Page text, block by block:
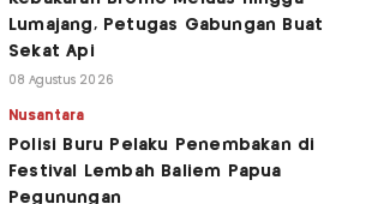
Lumajang, Petugas Gabungan Buat
Sekat Api
08 Agustus 2026
Nusantara
Polisi Buru Pelaku Penembakan di
Festival Lembah Baliem Papua
Pegunungan